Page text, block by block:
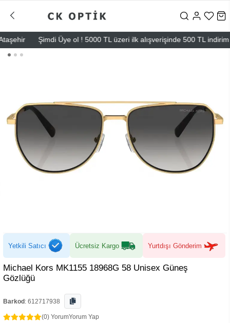
Şimdi Üye ol ! 5000 TL üzeri ilk alışverişinde 500 TL indirim
Yetkili Satıcı Ücretsiz Kargo Yurtdışı Gönderim
Michael Kors MK1155 18968G 58 Unisex Güneş
Gözlüğü
Barkod : 612717938
(0) YorumYorum Yap